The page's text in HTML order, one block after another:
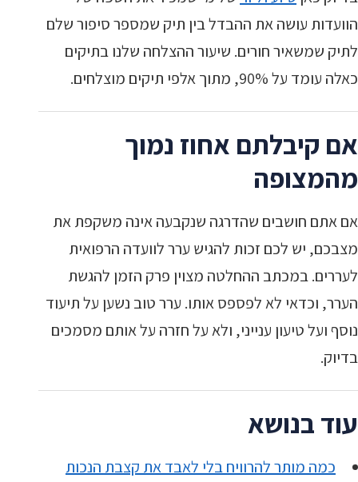
הוועדות עושה את ההבדל בין תיק שמספר סיפור שלם
לתיק שמשאיר חורים. שיעור ההצלחה שלנו בתיקים
כאלה עומד על 90%, מתוך אלפי תיקים מוצלחים.
אם קיבלתם אחוז נמוך
מהמצופה
אם אתם חושבים שהדרגה שנקבעה אינה משקפת את
מצבכם, יש לכם זכות להגיש ערר לוועדה הרפואית
לעררים. במכתב ההחלטה מצוין פרק הזמן להגשת
הערר, וכדאי לא לפספס אותו. ערר טוב נשען על תיעוד
נוסף ועל טיעון ענייני, ולא על חזרה על אותם מסמכים
בדיוק.
עוד בנושא
כמה מותר להרוויח בלי לאבד את קצבת הנכות